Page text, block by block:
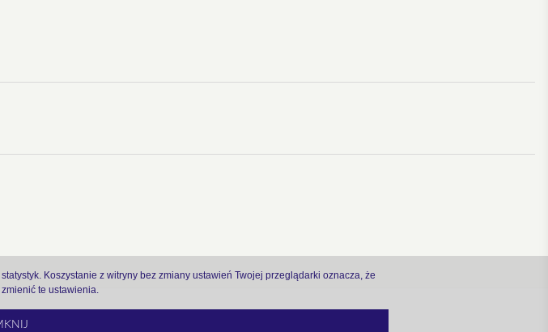
Koszystanie z witryny bez zmiany ustawień Twojej przeglądarki oznacza, że
te ustawienia.